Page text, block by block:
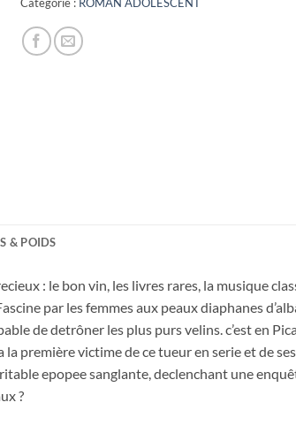
& POIDS
: le bon vin, les livres rares, la musique
par les femmes aux peaux diaphanes
de detrôner les plus purs velins. c’est en
première victime de ce tueur en serie et de
epopee sanglante, declenchant une
?